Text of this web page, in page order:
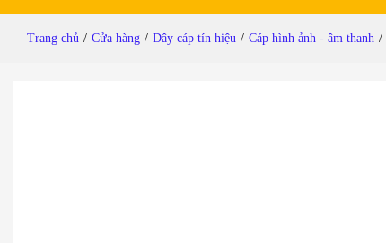
Trang chủ / Cửa hàng / Dây cáp tín hiệu / Cáp hình ảnh - âm thanh /